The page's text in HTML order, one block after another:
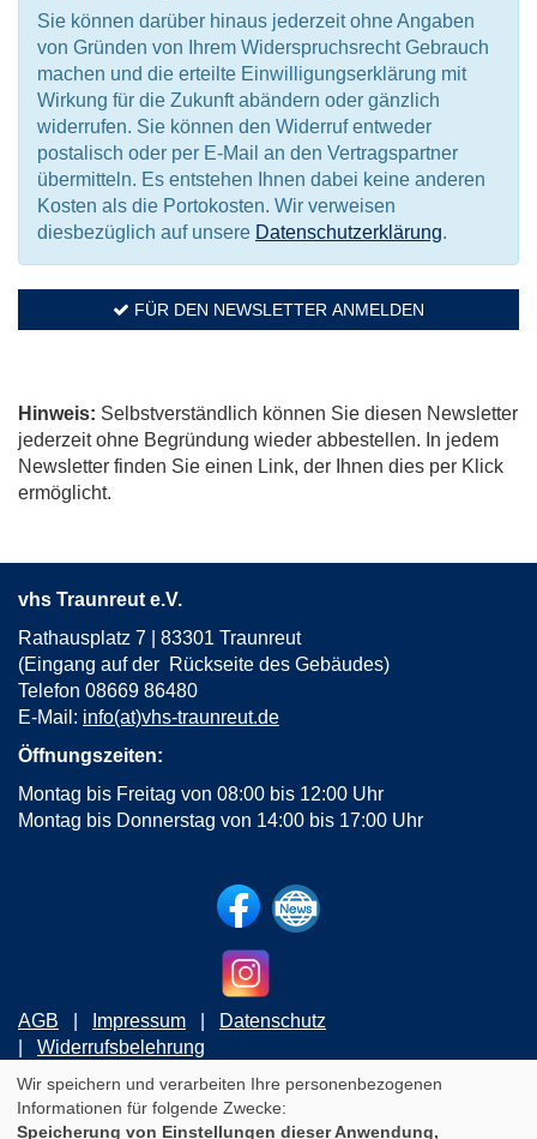
Sie können darüber hinaus jederzeit ohne Angaben
von Gründen von Ihrem Widerspruchsrecht Gebrauch
machen und die erteilte Einwilligungserklärung mit
Wirkung für die Zukunft abändern oder gänzlich
widerrufen. Sie können den Widerruf entweder
postalisch oder per E-Mail an den Vertragspartner
übermitteln. Es entstehen Ihnen dabei keine anderen
Kosten als die Portokosten. Wir verweisen
diesbezüglich auf unsere Datenschutzerklärung.
FÜR DEN NEWSLETTER ANMELDEN
Hinweis: Selbstverständlich können Sie diesen Newsletter
jederzeit ohne Begründung wieder abbestellen. In jedem
Newsletter finden Sie einen Link, der Ihnen dies per Klick
ermöglicht.
vhs Traunreut e.V.
Rathausplatz 7 | 83301 Traunreut
(Eingang auf der Rückseite des Gebäudes)
Telefon 08669 86480
E-Mail: info(at)vhs-traunreut.de
Öffnungszeiten:
Montag bis Freitag von 08:00 bis 12:00 Uhr
Montag bis Donnerstag von 14:00 bis 17:00 Uhr
AGB Impressum
Datenschutz
Widerrufsbelehrung
Cookie Einstellungen
Wir speichern und verarbeiten Ihre personenbezogenen
Informationen für folgende Zwecke:
Speicherung von Einstellungen dieser Anwendung,